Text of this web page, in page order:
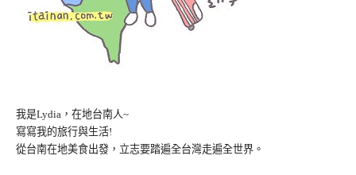
我是Lydia，在地台南人~
寫寫我的旅行與生活!
從台南在地美食出發，立志要踏遍全台灣走遍全世界。